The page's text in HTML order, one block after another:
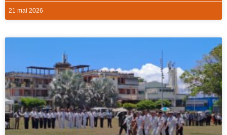
21 mai 2026